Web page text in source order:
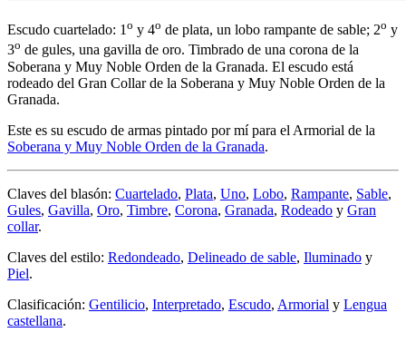
Escudo cuartelado: 1 o y 4o de plata, un lobo rampante de sable; 2o y
3o de gules, una gavilla de oro. Timbrado de una corona de la
Soberana y Muy Noble Orden de la Granada. El escudo está
rodeado del Gran Collar de la Soberana y Muy Noble Orden de la
Granada.
Este es su escudo de armas pintado por mí para el Armorial de la
Soberana y Muy Noble Orden de la Granada.
Claves del blasón: Cuartelado, Plata, Uno, Lobo, Rampante, Sable,
Gules, Gavilla, Oro, Timbre, Corona, Granada, Rodeado y Gran
collar.
Claves del estilo: Redondeado, Delineado de sable, Iluminado y
Piel.
Clasificación: Gentilicio, Interpretado, Escudo, Armorial y Lengua
castellana.